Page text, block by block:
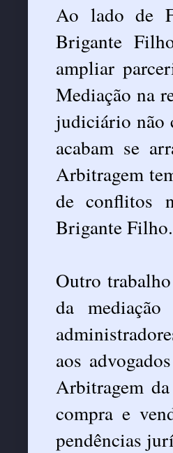
Ao lado de
Brigante
ampliar
Mediação na
judiciário não
acabam se
Arbitragem
de conflitos
Brigante Filho.
Outro
da
aos
Arbitragem
compra e
pendências